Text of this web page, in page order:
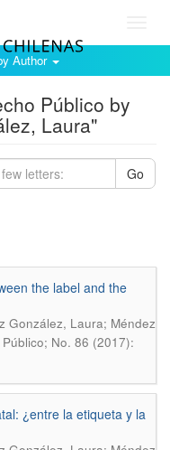
Author
Público by
Laura"
Go
the label and the
González, Laura; Méndez
No. 86 (2017):
¿entre la etiqueta y la